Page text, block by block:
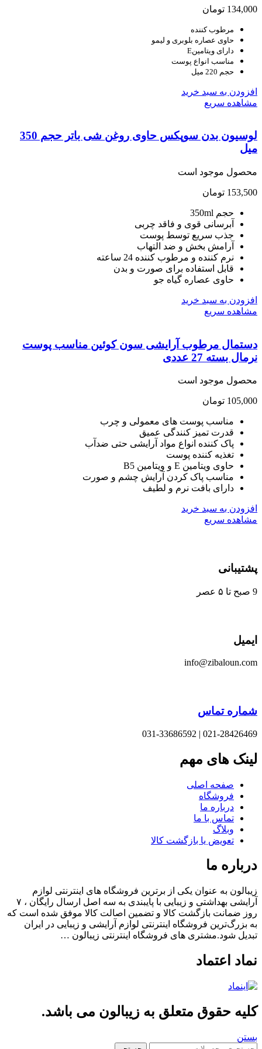
تومان
مرطوب کننده
حاوی عصاره بلوبری و لیمو
دارای ویتامینE
مناسب انواع پوست
حجم 220 میل
به سبد خرید
سریع
لوسیون بدن سوپکس حاوی روغن شی باتر حجم 350
موجود است
تومان
حجم 350ml
آبرسانی قوی و فاقد چربی
جذب سریع توسط پوست
آرامش بخش و ضد التهاب
نرم کننده و مرطوب کننده 24 ساعته
قابل استفاده برای صورت و بدن
حاوی عصاره گیاه جو
به سبد خرید
سریع
مرطوب آرایشی سون کوئین مناسب پوست
بسته 27 عددی
موجود است
تومان
مناسب پوست های معمولی و چرب
قدرت تمیز کنندگی عمیق
پاک کننده انواع مواد آرایشی حتی ضدآب
تغذیه کننده پوست
حاوی ویتامین E و ویتامین B5
مناسب پاک کردن آرایش چشم و صورت
دارای بافت نرم و لطیف
به سبد خرید
سریع
تماس
021-28426469 | 031-
های مهم
صفحه اصلی
فروشگاه
درباره ما
تماس با ما
وبلاگ
تعویض یا بازگشت کالا
ما
به عنوان یکی از برترین فروشگاه های اینترنتی لوازم
آرایشی بهداشتی و زیبایی با پایبندی به سه اصل ارسال رایگان ، ۷
ضمانت بازگشت کالا و تضمین اصالت کالا موفق شده است که
فروشگاه اینترنتی لوازم آرایشی و زیبایی در ایران
شود.مشتری های فروشگاه اینترنتی زیبالون …
اعتماد
حقوق متعلق به زیبالون می باشد.